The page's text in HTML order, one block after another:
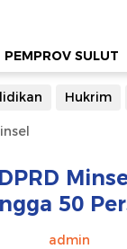
PEMPROV SULUT
Hukrim
50
admin